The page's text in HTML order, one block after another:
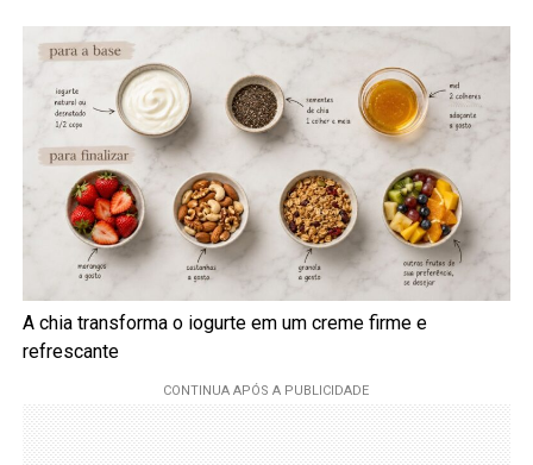
A chia transforma o iogurte em um creme firme e
refrescante